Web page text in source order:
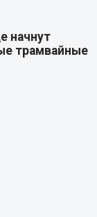
начнут
трамвайные